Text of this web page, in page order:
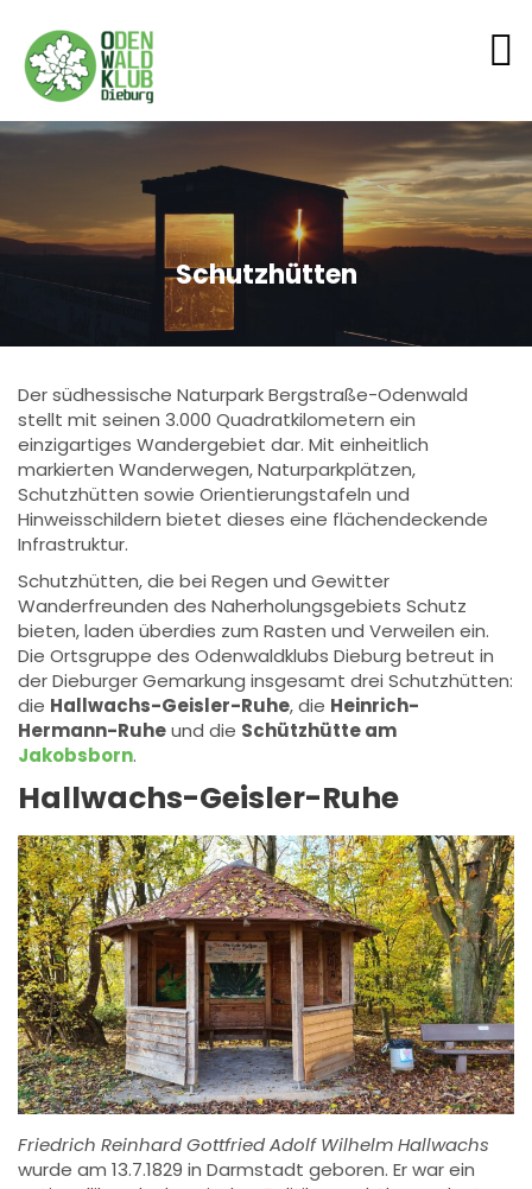
Schutzhütten
Der südhessische Naturpark Bergstraße-Odenwald
stellt mit seinen 3.000 Quadratkilometern ein
einzigartiges Wandergebiet dar. Mit einheitlich
markierten Wanderwegen, Naturparkplätzen,
Schutzhütten sowie Orientierungstafeln und
Hinweisschildern bietet dieses eine flächendeckende
Infrastruktur.
Schutzhütten, die bei Regen und Gewitter
Wanderfreunden des Naherholungsgebiets Schutz
bieten, laden überdies zum Rasten und Verweilen ein.
Die Ortsgruppe des Odenwaldklubs Dieburg betreut in
der Dieburger Gemarkung insgesamt drei Schutzhütten:
die Hallwachs-Geisler-Ruhe, die Heinrich-
Hermann-Ruheund die Schützhütte am
Jakobsborn.
Hallwachs-Geisler-Ruhe
Friedrich Reinhard Gottfried Adolf Wilhelm Hallwachs
wurde am 13.7.1829 in Darmstadt geboren. Er war ein